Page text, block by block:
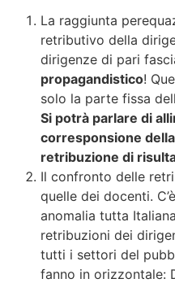
La raggiunta
retributivo della
dirigenze di pari
propagandistico!
solo la parte fissa
Si potrà parlare di
corresponsione
retribuzione di
Il confronto delle
quelle dei docenti.
anomalia tutta
retribuzioni dei
tutti i settori del
fanno in orizzontale: